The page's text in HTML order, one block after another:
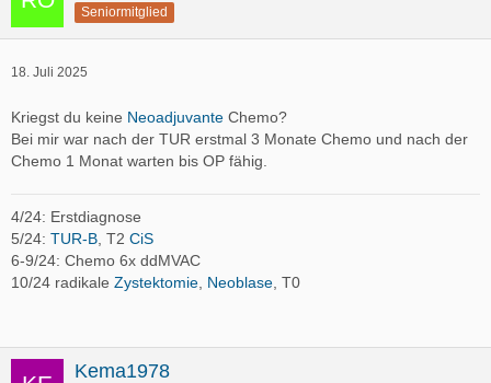
Seniormitglied
18. Juli 2025
Kriegst du keine Neoadjuvante Chemo?
Bei mir war nach der TUR erstmal 3 Monate Chemo und nach der
Chemo 1 Monat warten bis OP fähig.
4/24: Erstdiagnose
5/24: TUR-B , T2 CiS
6-9/24: Chemo 6x ddMVAC
10/24 radikale Zystektomie Neoblase , T0
Kema1978